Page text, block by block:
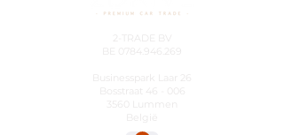
2-TRADE BV
0784.946.269
Businesspark Laar 26
Bosstraat 46 - 006